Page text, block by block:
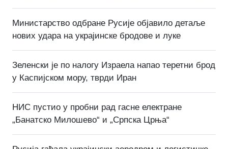
Министарство одбране Русије објавило детаље
нових удара на украјинске бродове и луке
Зеленски је по налогу Израела напао теретни брод
у Каспијском мору, тврди Иран
НИС пустио у пробни рад гасне електране
„Банатско Милошево“ и „Српска Црња“